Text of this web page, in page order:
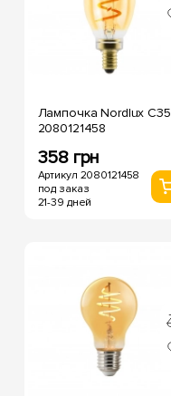
Лампочка Nordlux С35
2080121458
358 грн
Артикул 2080121458
под заказ
21-39 дней